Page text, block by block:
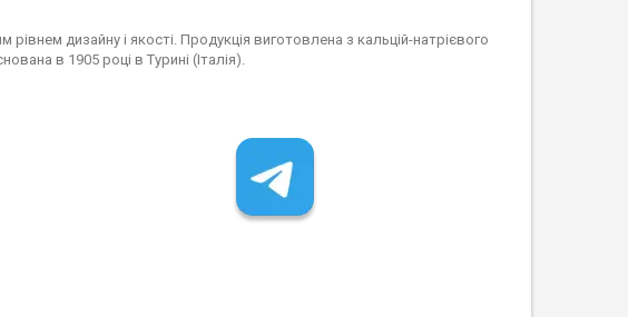
рівнем дизайну і якості. Продукція виготовлена з кальцій-натрієвого
в 1905 році в Турині (Італія).